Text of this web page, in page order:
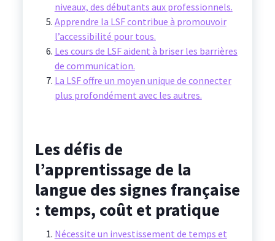
niveaux, des débutants aux professionnels.
Apprendre la LSF contribue à promouvoir
l’accessibilité pour tous.
Les cours de LSF aident à briser les barrières
de communication.
La LSF offre un moyen unique de connecter
plus profondément avec les autres.
Les défis de
l’apprentissage de la
langue des signes française
: temps, coût et pratique
Nécessite un investissement de temps et